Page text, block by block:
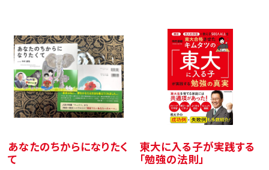
あなたのちからになりたく
て
東大に入る子が実践する
「勉強の法則」